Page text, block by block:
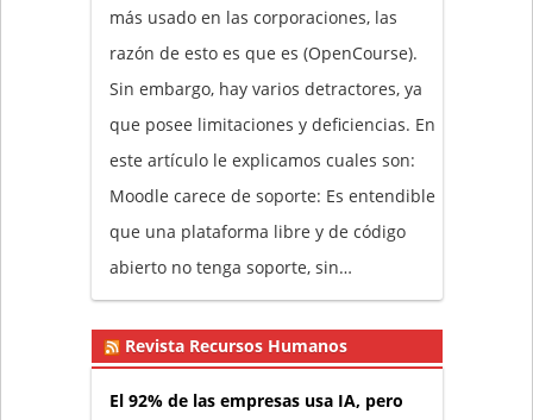
más usado en las corporaciones, las
razón de esto es que es (OpenCourse).
Sin embargo, hay varios detractores, ya
que posee limitaciones y deficiencias. En
este artículo le explicamos cuales son:
Moodle carece de soporte: Es entendible
que una plataforma libre y de código
abierto no tenga soporte, sin…
Revista Recursos Humanos
El 92% de las empresas usa IA, pero